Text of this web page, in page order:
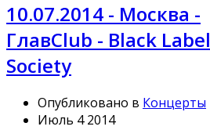
10.07.2014 - Москва -
ГлавClub - Black Label
Society
Опубликовано в Концерты
Июль 4 2014